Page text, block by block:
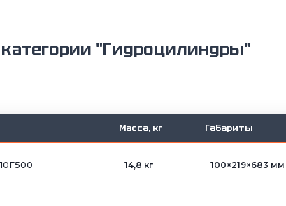
"Гидроцилиндры"
Масса, кг Габариты
14,8 кг 100×219×683 мм